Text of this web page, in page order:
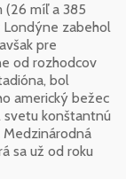
(26 míľ a 385
Londýne zabehol
pre
od rozhodcov
bol
americký bežec
svetu konštantnú
Medzinárodná
sa už od roku